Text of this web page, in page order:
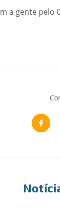
a gente